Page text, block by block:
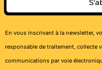
En vous inscrivant à la newsletter,
responsable de traitement, collecte
communications par voie